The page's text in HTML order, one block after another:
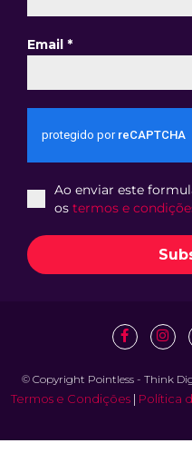
Email *
Ao enviar este
os termos e
© Copyright Pointless - Think
Termos e Condições | Política